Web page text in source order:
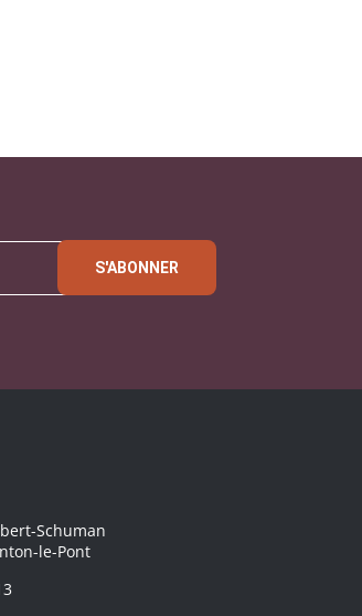
S'ABONNER
Schuman
le-Pont